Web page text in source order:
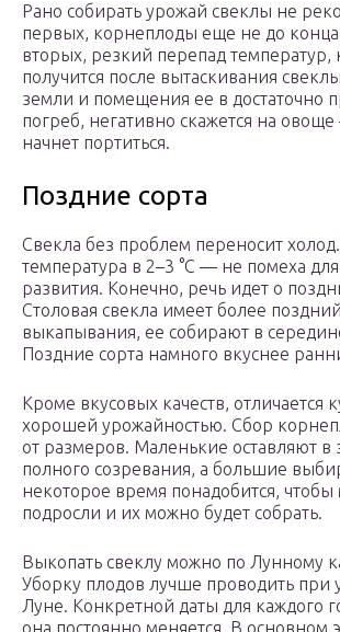
Рано собирать урожай свеклы не
первых, корнеплоды еще не до
вторых, резкий перепад температур,
получится после вытаскивания
земли и помещения ее в достаточно
погреб, негативно скажется на овоще
начнет портиться.
Поздние сорта
Свекла без проблем переносит
температура в 2–3 °C — не помеха
развития. Конечно, речь идет о
Столовая свекла имеет более
выкапывания, ее собирают в
Поздние сорта намного вкуснее
Кроме вкусовых качеств, отличается
хорошей урожайностью. Сбор
от размеров. Маленькие оставляют в
полного созревания, а большие
некоторое время понадобится,
подросли и их можно будет собрать.
Выкопать свеклу можно по Лунному
Уборку плодов лучше проводить
Луне. Конкретной даты для каждого
она постоянно меняется. В основном